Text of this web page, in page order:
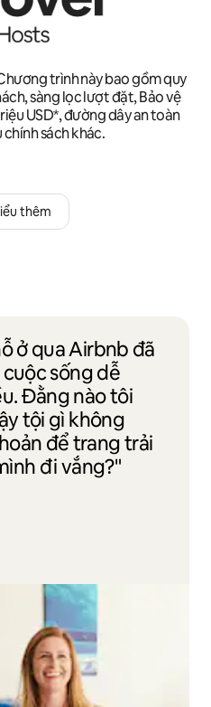
trình này bao gồm quy
sàng lọc lượt đặt, Bảo vệ
USD*, đường dây an toàn
sách khác.
thêm
ở qua Airbnb đã
sống dễ
Đằng nào tôi
tội gì không
để trang trải
đi vắng?"